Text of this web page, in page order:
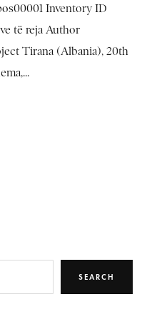
Inventory ID
të reja Author
Tirana (Albania), 20th
SEARCH